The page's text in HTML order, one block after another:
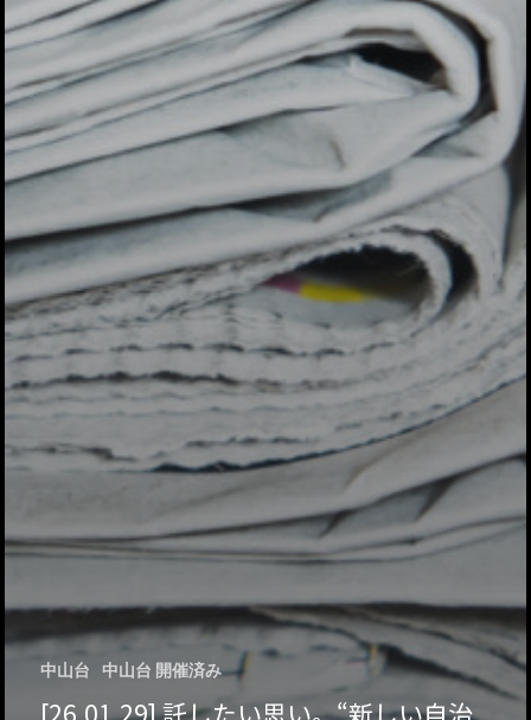
中山台 中山台 開催済み
[26.01.29] 託したい思い。“新しい自治
教育／哲学
食